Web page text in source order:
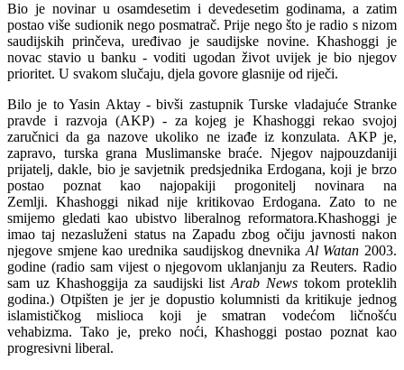
Bio je novinar u osamdesetim i devedesetim godinama, a zatim
postao više sudionik nego posmatrač. Prije nego što je radio s nizom
saudijskih prinčeva, uređivao je saudijske novine. Khashoggi je
novac stavio u banku - voditi ugodan život uvijek je bio njegov
prioritet. U svakom slučaju, djela govore glasnije od riječi.
Bilo je to Yasin Aktay - bivši zastupnik Turske vladajuće Stranke
pravde i razvoja (AKP) - za kojeg je Khashoggi rekao svojoj
zaručnici da ga nazove ukoliko ne izađe iz konzulata. AKP je,
zapravo, turska grana Muslimanske braće. Njegov najpouzdaniji
prijatelj, dakle, bio je savjetnik predsjednika Erdogana, koji je brzo
postao poznat kao najopakiji progonitelj novinara na
Zemlji. Khashoggi nikad nije kritikovao Erdogana. Zato to ne
smijemo gledati kao ubistvo liberalnog reformatora.Khashoggi je
imao taj nezasluženi status na Zapadu zbog očiju javnosti nakon
njegove smjene kao urednika saudijskog dnevnika Al Watan 2003.
godine (radio sam vijest o njegovom uklanjanju za Reuters. Radio
sam uz Khashoggija za saudijski listArab News tokom proteklih
godina.) Otpišten je jer je dopustio kolumnisti da kritikuje jednog
islamističkog mislioca koji je smatran vodećom ličnošću
vehabizma. Tako je, preko noći, Khashoggi postao poznat kao
progresivni liberal.